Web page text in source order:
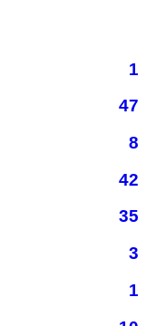
1
47
8
42
35
3
1